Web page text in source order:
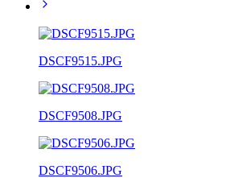
DSCF9515.JPG
DSCF9508.JPG
DSCF9506.JPG